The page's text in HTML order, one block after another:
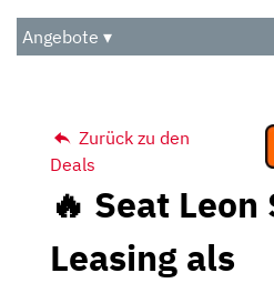
Audio
Das Beste
Angebote ▾
Zurück zu den
Deals
🔥 Seat Leon
Leasing als